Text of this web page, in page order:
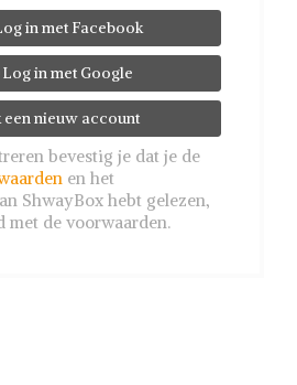
in met Facebook
in met Google
een nieuw account
bevestig je dat je de
en het
ShwayBox hebt gelezen,
met de voorwaarden.